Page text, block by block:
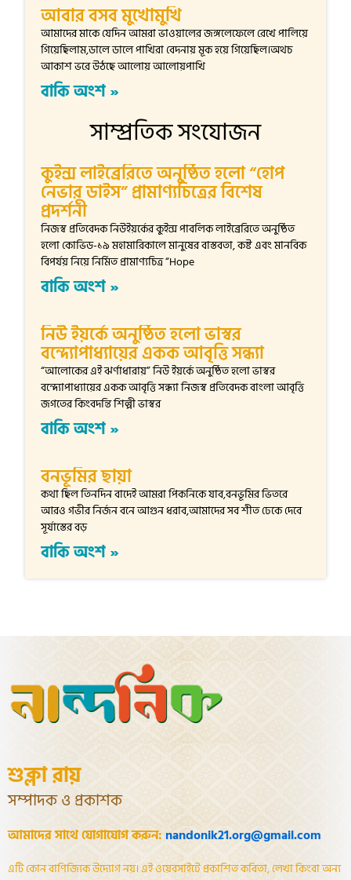
আবার বসব মুখোমুখি
আমাদের মাকে যেদিন আমরা ভাওয়ালের জঙ্গলেফেলে রেখে পালিয়ে
গিয়েছিলাম,ডালে ডালে পাখিরা বেদনায় মূক হয়ে গিয়েছিল।অথচ
আকাশ ভরে উঠছে আলোয় আলোয়পাখি
বাকি অংশ »
সাম্প্রতিক সংযোজন
কুইন্স লাইব্রেরিতে অনুষ্ঠিত হলো “হোপ
নেভার ডাইস” প্রামাণ্যচিত্রের বিশেষ
প্রদর্শনী
নিজস্ব প্রতিবেদক নিউইয়র্কের কুইন্স পাবলিক লাইব্রেরিতে অনুষ্ঠিত
হলো কোভিড-১৯ মহামারিকালে মানুষের বাস্তবতা, কষ্ট এবং মানবিক
বিপর্যয় নিয়ে নির্মিত প্রামাণ্যচিত্র “Hope
বাকি অংশ »
নিউ ইয়র্কে অনুষ্ঠিত হলো ভাস্বর
বন্দ্যোপাধ্যায়ের একক আবৃত্তি সন্ধ্যা
“আলোকের এই ঝর্ণাধারায়” নিউ ইয়র্কে অনুষ্ঠিত হলো ভাস্বর
বন্দ্যোপাধ্যায়ের একক আবৃত্তি সন্ধ্যা নিজস্ব প্রতিবেদক বাংলা আবৃত্তি
জগতের কিংবদন্তি শিল্পী ভাস্বর
বাকি অংশ »
বনভূমির ছায়া
কথা ছিল তিনদিন বাদেই আমরা পিকনিকে যাব,বনভূমির ভিতরে
আরও গভীর নির্জন বনে আগুন ধরাব,আমাদের সব শীত ঢেকে দেবে
সূর্যাস্তের বড়
বাকি অংশ »
শুক্লা রায়
সম্পাদক ও প্রকাশক
আমাদের সাথে যোগাযোগ করুন: nandonik21.org@gmail.com
এটি কোন বাণিজ্যিক উদ্যোগ নয়। এই ওয়েবসাইটে প্রকাশিত কবিতা, লেখা কিংবা অন্য